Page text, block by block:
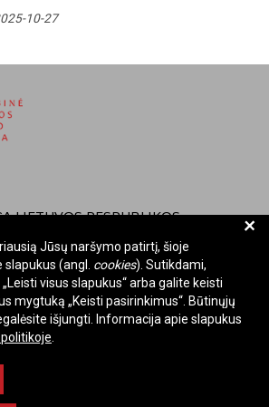
10-27
LIETUVOS RESPUBLIKOS
PAVELDO KOMISIJA
asmenų registre 288700520
01135 Vilnius
+
Jūsų naršymo patirtį, šioje
(angl. cookies). Sutikdami,
visus slapukus“ arba galite keisti
mygtuką „Keisti pasirinkimus“. Būtinųjų
išjungti. Informacija apie slapukus